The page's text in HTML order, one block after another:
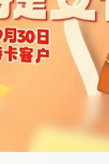
2024、